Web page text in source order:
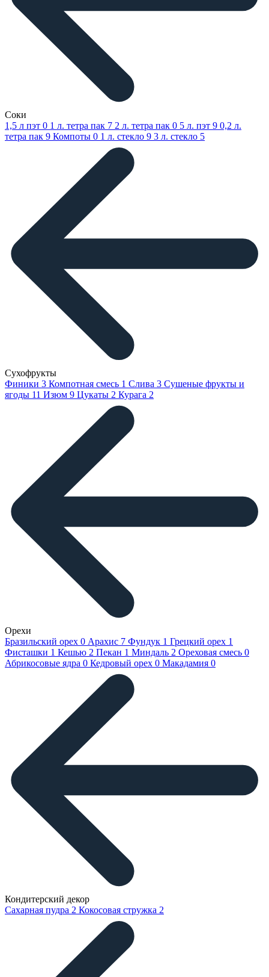
Соки
1,5 л пэт 0 1 л. тетра пак 7 2 л. тетра пак 0 5 л. пэт 9 0,2 л.
тетра пак 9 Компоты 0 1 л. стекло 9 3 л. стекло 5
Сухофрукты
Финики 3 Компотная смесь 1 Слива 3 Сушеные фрукты и
ягоды 11 Изюм 9 Цукаты 2 Курага 2
Орехи
Бразильский орех 0 Арахис 7 Фундук 1 Грецкий орех 1
Фисташки 1 Кешью 2 Пекан 1 Миндаль 2 Ореховая смесь 0
Абрикосовые ядра 0 Кедровый орех 0 Макадамия 0
Кондитерский декор
Сахарная пудра 2 Кокосовая стружка 2